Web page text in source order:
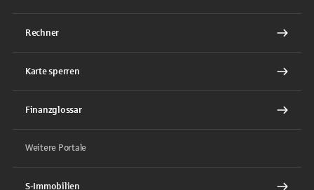
Rechner
Karte sperren
Finanzglossar
Weitere Portale
S-Immobilien